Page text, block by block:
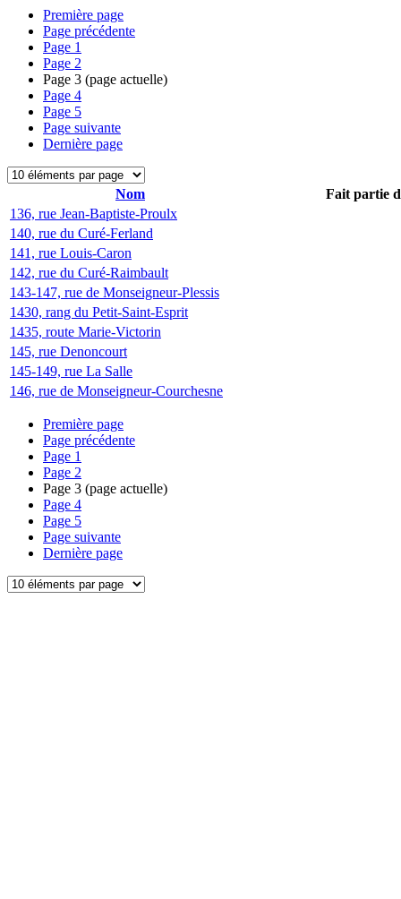
Première page
Page précédente
Page 1
Page 2
Page 3 (page actuelle)
Page 4
Page 5
Page suivante
Dernière page
Nom
Fait partie
136, rue Jean-Baptiste-Proulx
140, rue du Curé-Ferland
141, rue Louis-Caron
142, rue du Curé-Raimbault
143-147, rue de Monseigneur-Plessis
1430, rang du Petit-Saint-Esprit
1435, route Marie-Victorin
145, rue Denoncourt
145-149, rue La Salle
146, rue de Monseigneur-Courchesne
Première page
Page précédente
Page 1
Page 2
Page 3 (page actuelle)
Page 4
Page 5
Page suivante
Dernière page